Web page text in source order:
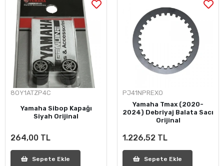
8OY1ATZP4C
Yamaha Sibop Kapağı
Siyah Orijinal
264,00 TL
Sepete Ekle
PJ41NPREXO
Yamaha Tmax (2020-
2024) Debriyaj Balata Sacı
Orijinal
1.226,52 TL
Sepete Ekle